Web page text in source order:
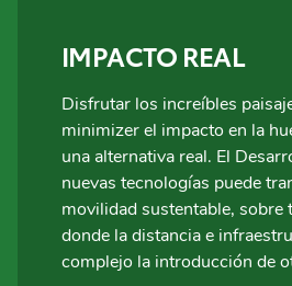
IMPACTO REAL
Disfrutar los increíbles
minimizer el impacto en la
una alternativa real. El
nuevas tecnologías puede
movilidad sustentable, sobre
donde la distancia e
complejo la introducción de